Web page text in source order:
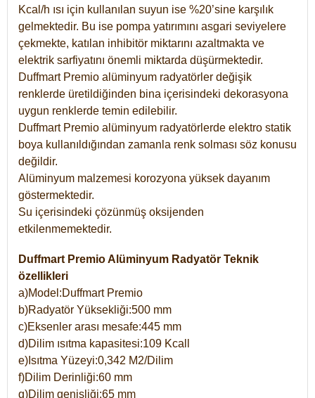
Kcal/h ısı için kullanılan suyun ise %20’sine karşılık
gelmektedir. Bu ise pompa yatırımını asgari seviyelere
çekmekte, katılan inhibitör miktarını azaltmakta ve
elektrik sarfiyatını önemli miktarda düşürmektedir.
Duffmart Premio alüminyum radyatörler değişik
renklerde üretildiğinden bina içerisindeki dekorasyona
uygun renklerde temin edilebilir.
Duffmart Premio alüminyum radyatörlerde elektro statik
boya kullanıldığından zamanla renk solması söz konusu
değildir.
Alüminyum malzemesi korozyona yüksek dayanım
göstermektedir.
Su içerisindeki çözünmüş oksijenden
etkilenmemektedir.
Duffmart Premio Alüminyum Radyatör Teknik
özellikleri
a)Model:Duffmart Premio
b)Radyatör Yüksekliği:500 mm
c)Eksenler arası mesafe:445 mm
d)Dilim ısıtma kapasitesi:109 Kcall
e)Isıtma Yüzeyi:0,342 M2/Dilim
f)Dilim Derinliği:60 mm
g)Dilim genişliği:65 mm